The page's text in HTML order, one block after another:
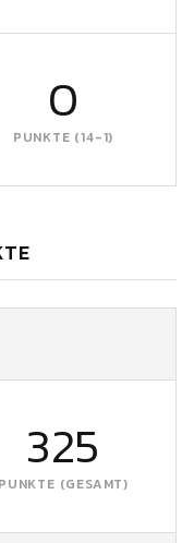
0
PUNKTE (14-1)
325
PUNKTE (GESAMT)